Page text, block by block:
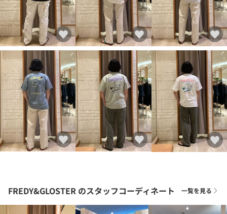
FREDY&GLOSTER のスタッフコーディネート 一覧を見る